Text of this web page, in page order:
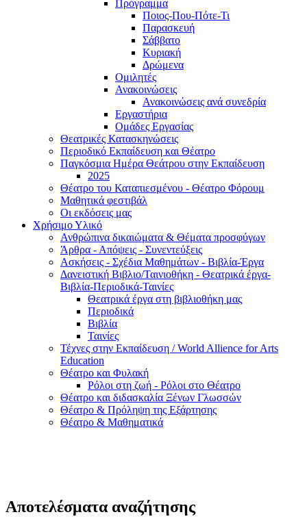
Πρόγραμμα
Ποιος-Που-Πότε-Τι
Παρασκευή
Σάββατο
Κυριακή
Δρώμενα
Ομιλητές
Ανακοινώσεις
Ανακοινώσεις ανά συνεδρία
Εργαστήρια
Ομάδες Εργασίας
Θεατρικές Κατασκηνώσεις
Περιοδικό Εκπαίδευση και Θέατρο
Παγκόσμια Ημέρα Θεάτρου στην Εκπαίδευση
2025
Θέατρο του Καταπιεσμένου - Θέατρο Φόρουμ
Μαθητικά φεστιβάλ
Οι εκδόσεις μας
Χρήσιμο Υλικό
Ανθρώπινα δικαιώματα & Θέματα προσφύγων
Άρθρα - Απόψεις - Συνεντεύξεις
Ασκήσεις - Σχέδια Μαθημάτων - Βιβλία-Έργα
Δανειστική Βιβλιο/Ταινιοθήκη - Θεατρικά έργα-
Βιβλία-Περιοδικά-Ταινίες
Θεατρικά έργα στη βιβλιοθήκη μας
Περιοδικά
Βιβλία
Ταινίες
Τέχνες στην Εκπαίδευση / World Allience for Arts
Education
Θέατρο και Φυλακή
Ρόλοι στη ζωή - Ρόλοι στο Θέατρο
Θέατρο και διδασκαλία Ξένων Γλωσσών
Θέατρο & Πρόληψη της Εξάρτησης
Θέατρο & Μαθηματικά
Αποτελέσματα αναζήτησης